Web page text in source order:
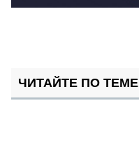
ЧИТАЙТЕ ПО ТЕМЕ